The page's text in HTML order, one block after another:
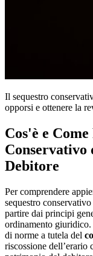
Il sequestro
opporsi e ottenere la
Cos'è e
Conservativo
Debitore
Per comprendere
sequestro
partire dai principi
ordinamento
di norme a tutela del
riscossione dell’erario